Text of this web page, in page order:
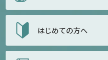
はじめての方へ